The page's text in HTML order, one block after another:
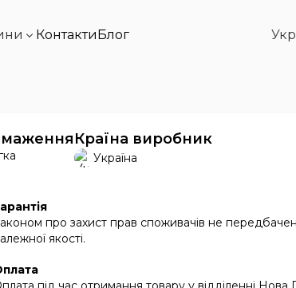
КонтактиБлог Укр
Країна виробник
Україна
про захист прав споживачів не
якості.